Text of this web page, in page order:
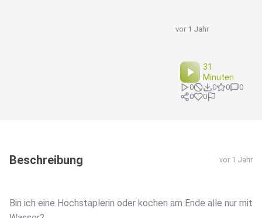
vor 1 Jahr
31
Minuten
0 0 0
0
0
0
Beschreibung vor 1 Jahr
Bin ich eine Hochstaplerin oder kochen am Ende alle nur mit